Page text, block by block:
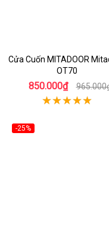
Cửa Cuốn MITADOOR
OT70
850.000₫
-25%